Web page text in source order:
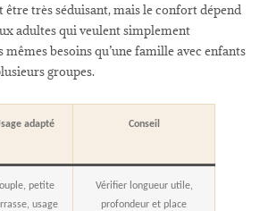
être très séduisant, mais le confort dépend
adultes qui veulent simplement
mêmes besoins qu’une famille avec enfants
groupes.
adapté Conseil
petite
usage
Vérifier longueur utile,
profondeur et place